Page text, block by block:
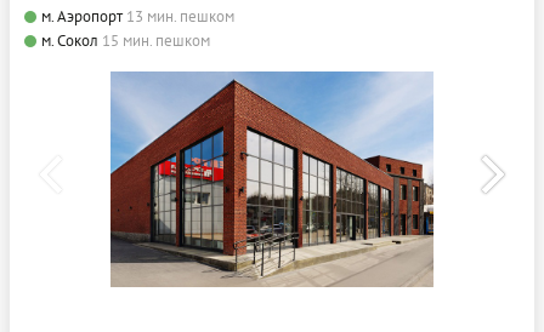
м. Аэропорт 13 мин. пешком
м. Сокол 15 мин. пешком